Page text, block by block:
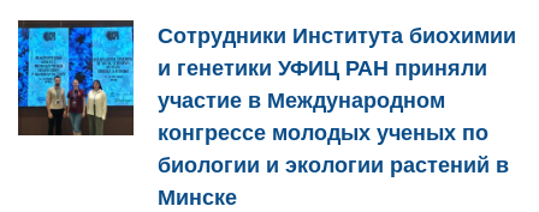
Сотрудники Института биохимии
и генетики УФИЦ РАН приняли
участие в Международном
конгрессе молодых ученых по
биологии и экологии растений в
Минске